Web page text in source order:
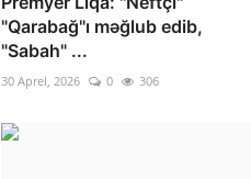
"Qarabağ"ı məğlub edib,
"Sabah" ...
30 Aprel, 2026 0 306